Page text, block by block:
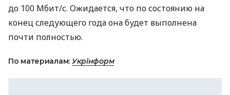
до 100 Мбит/с. Ожидается, что по состоянию на
конец следующего года она будет выполнена
почти полностью.
По материалам: Укрінформ